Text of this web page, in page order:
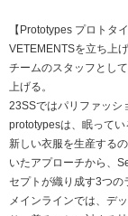
【Prototypes プロトタイ
VETEMENTSを立ち上
チームのスタッフとし
上げる。
23SSではパリファッシ
prototypesは、眠ってい
新しい衣服を生産する
いたアプローチから、
セプトが織り成す3つの
メインラインでは、デ